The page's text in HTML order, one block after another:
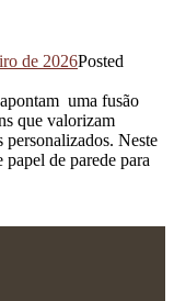
de 2026Posted
uma fusão
que valorizam
personalizados. Neste
de parede para